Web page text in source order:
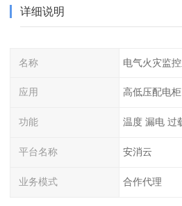
详细说明
名称 电气火灾监
应用 高低压配电
功能 温度 漏电 过
平台名称 安消云
业务模式 合作代理